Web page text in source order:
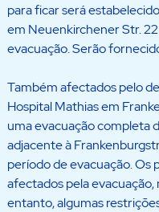
para ficar será
em Neuenkirchener Str.
evacuação. Serão
Também afectados pelo
Hospital Mathias em
uma evacuação completa
adjacente à
período de evacuação. Os
afectados pela evacuação,
entanto, algumas